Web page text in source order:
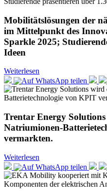
Mobilitätslösungen der
im Mittelpunkt des
Sparkle 2025;
Ideen
Weiterlesen
Trentar Energy
Natriumionen-
vermarkten.
Weiterlesen